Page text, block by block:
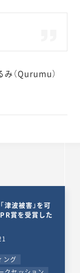
（Qurumu）
津波被害」を可
賞を受賞した
ング